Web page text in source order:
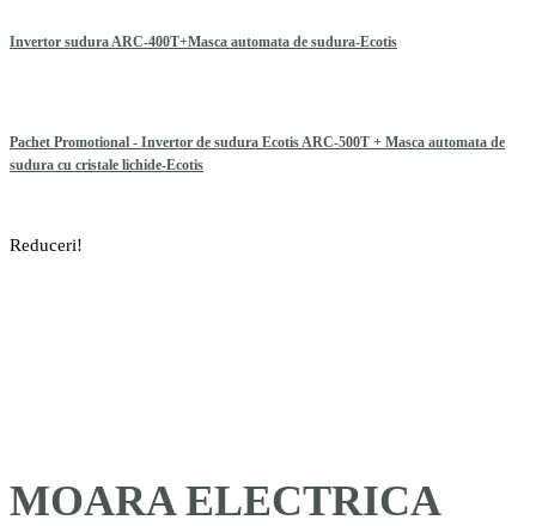
Invertor sudura ARC-400T+Masca automata de sudura-Ecotis
Pachet Promotional - Invertor de sudura Ecotis ARC-500T + Masca automata de
sudura cu cristale lichide-Ecotis
Reduceri!
MOARA ELECTRICA